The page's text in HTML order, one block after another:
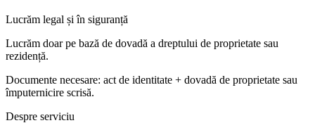
Lucrăm legal și în siguranță
Lucrăm doar pe bază de dovadă a dreptului de proprietate sau
rezidență.
Documente necesare: act de identitate + dovadă de proprietate sau
împuternicire scrisă.
Despre serviciu